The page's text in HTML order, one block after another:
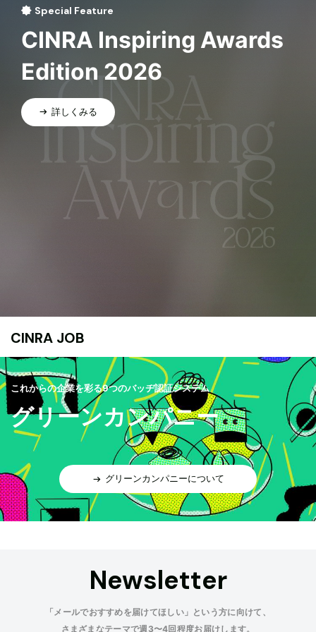
Special Feature
CINRA Inspiring Awards
Edition 2026
詳しくみる
CINRA JOB
これからの企業を彩る9つのバッヂ認証システム
グリーンカンパニー
グリーンカンパニーについて
Newsletter
「メールでおすすめを届けてほしい」という方に向けて、
さまざまなテーマで週3〜4回程度お届けします。